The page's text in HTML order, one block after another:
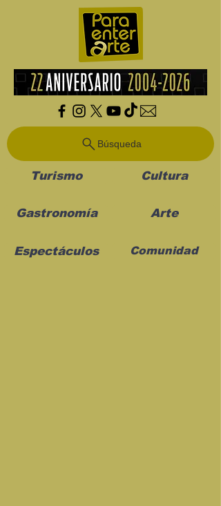
Búsqueda
Turismo Cultura
Gastronomía Arte
Espectáculos Comunidad